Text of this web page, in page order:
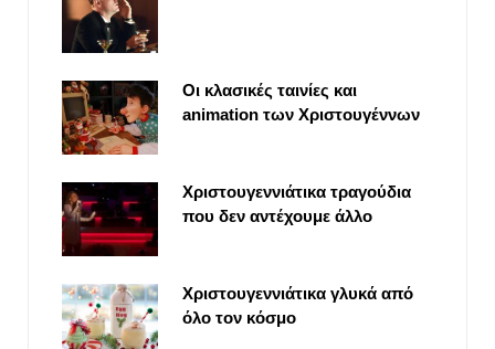
Οι κλασικές ταινίες και
animation των Χριστουγέννων
Χριστουγεννιάτικα τραγούδια
που δεν αντέχουμε άλλο
Χριστουγεννιάτικα γλυκά από
όλο τον κόσμο